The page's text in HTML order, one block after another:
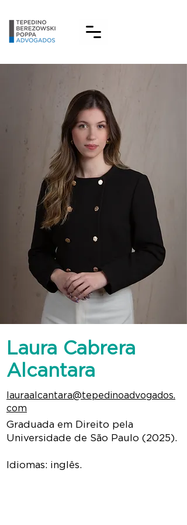
Laura Cabrera
Alcantara
lauraalcantara@tepedinoadvogados.
com
Graduada em Direito pela
Universidade de São Paulo (2025).
Idiomas: inglês.